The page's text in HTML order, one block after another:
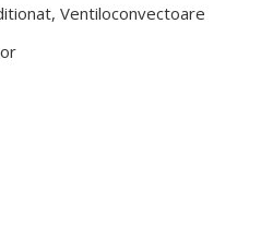
Ventiloconvectoare